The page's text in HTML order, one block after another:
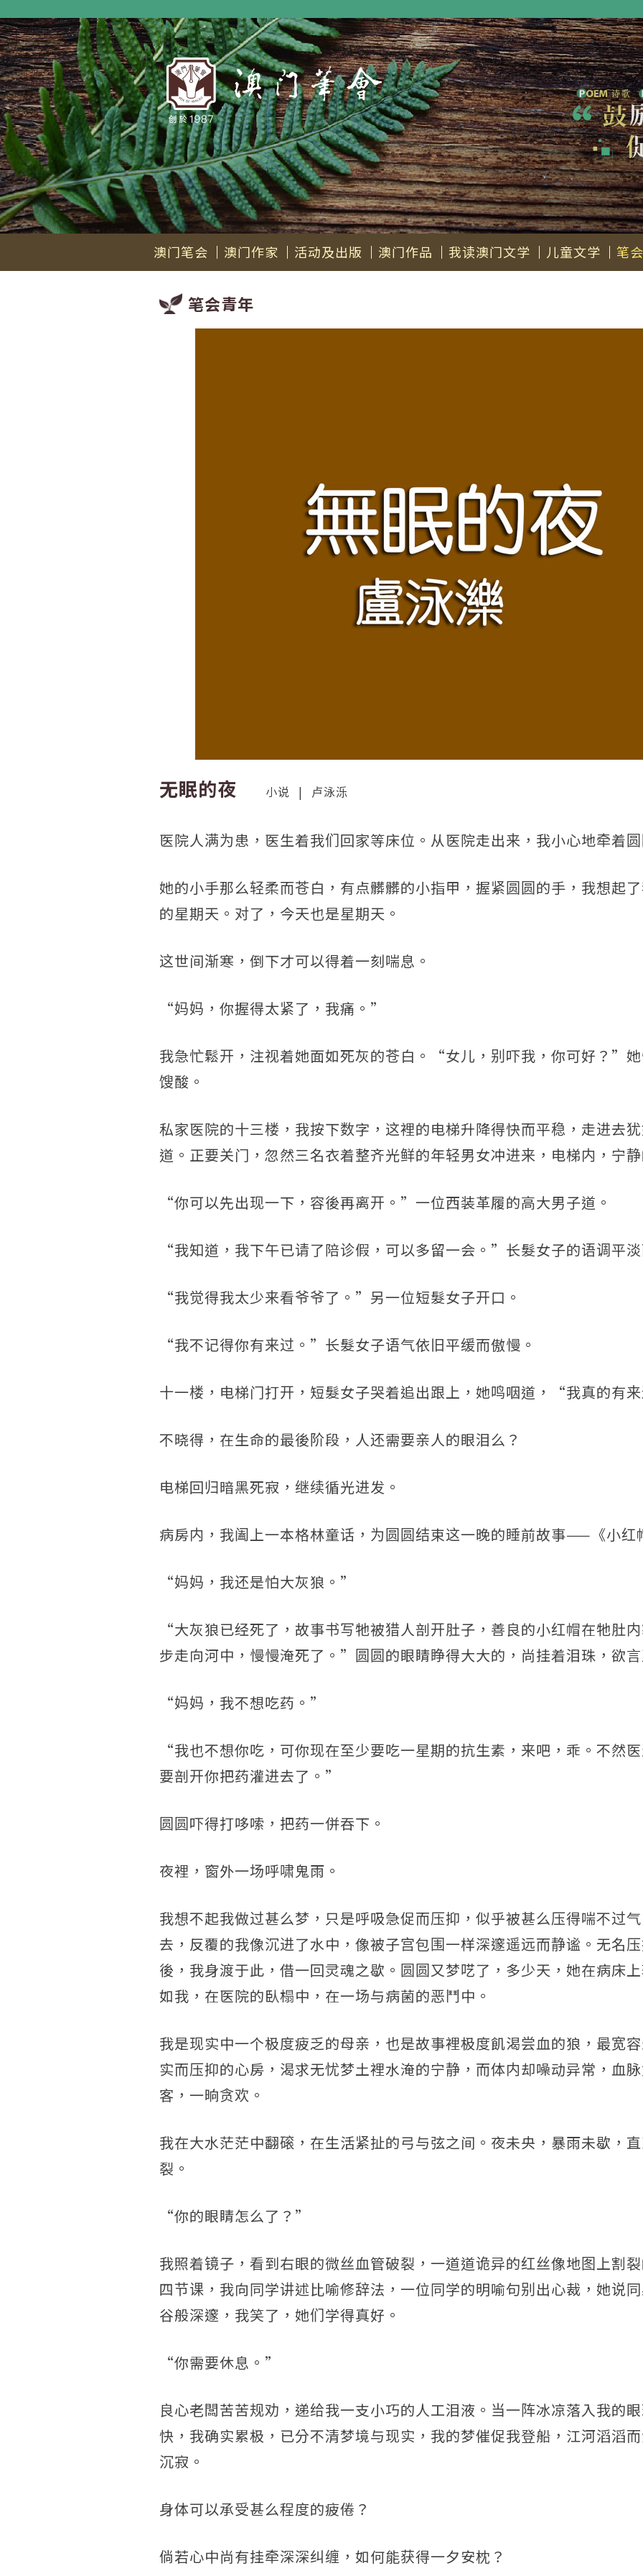
澳门笔会 澳门作家 活动及出版 澳门作品 我读澳门文学 儿童文学 笔
笔会青年
无眠的夜 小说 | 卢泳泺
医院人满为患，医生着我们回家等床位。从医院走出来，我小心地牵着
她的小手那么轻柔而苍白，有点髒髒的小指甲，握紧圆圆的手，我想起
的星期天。对了，今天也是星期天。
这世间渐寒，倒下才可以得着一刻喘息。
“妈妈，你握得太紧了，我痛。”
我急忙鬆开，注视着她面如死灰的苍白。“女儿，别吓我，你可好？”
馊酸。
私家医院的十三楼，我按下数字，这裡的电梯升降得快而平稳，走进去
道。正要关门，忽然三名衣着整齐光鲜的年轻男女冲进来，电梯内，宁静
“你可以先出现一下，容後再离开。”一位西装革履的高大男子道。
“我知道，我下午已请了陪诊假，可以多留一会。”长髮女子的语调平淡
“我觉得我太少来看爷爷了。”另一位短髮女子开口。
“我不记得你有来过。”长髮女子语气依旧平缓而傲慢。
十一楼，电梯门打开，短髮女子哭着追出跟上，她鸣咽道，“我真的有
不晓得，在生命的最後阶段，人还需要亲人的眼泪么？
电梯回归暗黑死寂，继续循光进发。
病房内，我阖上一本格林童话，为圆圆结束这一晚的睡前故事——《小红
“妈妈，我还是怕大灰狼。”
“大灰狼已经死了，故事书写牠被猎人剖开肚子，善良的小红帽在牠肚
步走向河中，慢慢淹死了。”圆圆的眼睛睁得大大的，尚挂着泪珠，欲言
“妈妈，我不想吃药。”
“我也不想你吃，可你现在至少要吃一星期的抗生素，来吧，乖。不然
要剖开你把药灌进去了。”
圆圆吓得打哆嗦，把药一併吞下。
夜裡，窗外一场呼啸鬼雨。
我想不起我做过甚么梦，只是呼吸急促而压抑，似乎被甚么压得喘不过
去，反覆的我像沉进了水中，像被子宫包围一样深邃遥远而静谧。无名
後，我身渡于此，借一回灵魂之歇。圆圆又梦呓了，多少天，她在病床
如我，在医院的臥榻中，在一场与病菌的恶鬥中。
我是现实中一个极度疲乏的母亲，也是故事裡极度飢渴尝血的狼，最宽
实而压抑的心房，渴求无忧梦土裡水淹的宁静，而体内却噪动异常，血
客，一晌贪欢。
我在大水茫茫中翻磙，在生活紧扯的弓与弦之间。夜未央，暴雨未歇，
裂。
“你的眼睛怎么了？”
我照着镜子，看到右眼的微丝血管破裂，一道道诡异的红丝像地图上割
四节课，我向同学讲述比喻修辞法，一位同学的明喻句别出心裁，她说
谷般深邃，我笑了，她们学得真好。
“你需要休息。”
良心老闆苦苦规劝，递给我一支小巧的人工泪液。当一阵冰凉落入我的
快，我确实累极，已分不清梦境与现实，我的梦催促我登船，江河滔滔
沉寂。
身体可以承受甚么程度的疲倦？
倘若心中尚有挂牵深深纠缠，如何能获得一夕安枕？